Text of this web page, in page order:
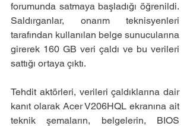
forumunda satmaya başladığı öğrenildi.
Saldırganlar, onarım teknisyenleri
tarafından kullanılan belge sunucularına
girerek 160 GB veri çaldı ve bu verileri
sattığı ortaya çıktı.
Tehdit aktörleri, verileri çaldıklarına dair
kanıt olarak Acer V206HQL ekranına ait
teknik şemaların, belgelerin, BIOS